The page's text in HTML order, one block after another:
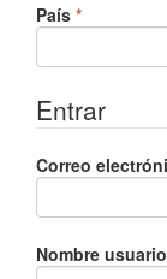
País *Obligatorio
Entrar
Correo
Nombre usuario